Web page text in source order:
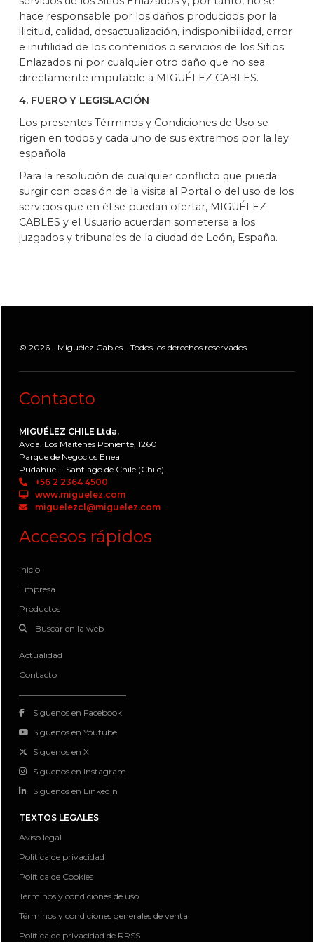
hace responsable por los daños producidos por la
ilicitud, calidad, desactualización, indisponibilidad, error
e inutilidad de los contenidos o servicios de los Sitios
Enlazados ni por cualquier otro daño que no sea
directamente imputable a MIGUÉLEZ CABLES.
4. FUERO Y LEGISLACIÓN
Los presentes Términos y Condiciones de Uso se
rigen en todos y cada uno de sus extremos por la ley
española.
Para la resolución de cualquier conflicto que pueda
surgir con ocasión de la visita al Portal o del uso de los
servicios que en él se puedan ofertar, MIGUÉLEZ
CABLES y el Usuario acuerdan someterse a los
juzgados y tribunales de la ciudad de León, España.
© 2026 - Miguélez Cables - Todos los derechos reservados
Contacto
MIGUÉLEZ CHILE Ltda.
Avda. Los Maitenes Poniente, 1260
Parque de Negocios Enea
Pudahuel - Santiago de Chile (Chile)
+56 2 2364 4500
www.miguelez.com
miguelezcl@miguelez.com
Accesos rápidos
Inicio
Empresa
Productos
Buscar en la web
Actualidad
Contacto
Siguenos en Facebook
Siguenos en Youtube
Siguenos en X
Siguenos en Instagram
Siguenos en LinkedIn
TEXTOS LEGALES
Aviso legal
Política de privacidad
Política de Cookies
Términos y condiciones de uso
Términos y condiciones generales de venta
Política de privacidad de RRSS